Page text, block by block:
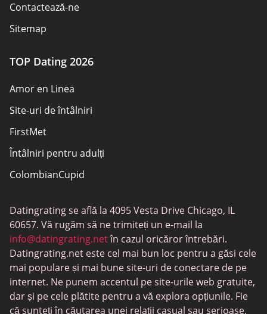
Contactează-ne
Sitemap
TOP Dating 2026
Amor en Linea
Site-uri de întâlniri
FirstMet
Întâlniri pentru adulți
ColombianCupid
MeetMindful
Întâlniri BDSM
BBPeopleMeet
Site-uri Sugar Daddy
JPeopleMeet
Datingrating se află la 4095 Vesta Drive Chicago, IL
60657. Vă rugăm să ne trimiteți un e-mail la
info@datingrating.netîn cazul oricăror întrebări.
Datingrating.net este cel mai bun loc pentru a găsi cele
mai populare și mai bune site-uri de conectare de pe
internet. Ne punem accentul pe site-urile web gratuite,
dar și pe cele plătite pentru a vă explora opțiunile. Fie
că sunteți în căutarea unei relații casual sau serioase,